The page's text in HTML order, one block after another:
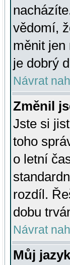
vědomí,
měnit jen
je dobrý
Návrat
Změnil
Jste si
toho
o letní
rozdíl.
dobu
Návrat
Můj